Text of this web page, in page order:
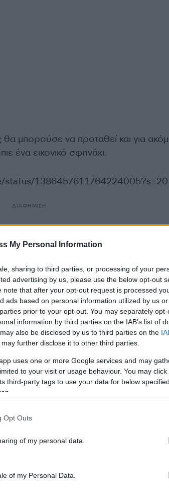
My Personal Information
sharing to third parties, or processing of your
advertising by us, please use the below opt-out
note that after your opt-out request is processed
ads based on personal information utilized by us
prior to your opt-out. You may separately
information by third parties on the IAB’s list of
also be disclosed by us to third parties on the
further disclose it to other third parties.
uses one or more Google services and may
to your visit or usage behaviour. You may
third-party tags to use your data for below
Opt Outs
of my personal data.
of my Personal Data.
θα μπορούσε να προταθεί και για
ένα εικονικό σφηνάκι.
1386457611764224005?s=20
ΔΙΑΦΗΜΙΣΗ